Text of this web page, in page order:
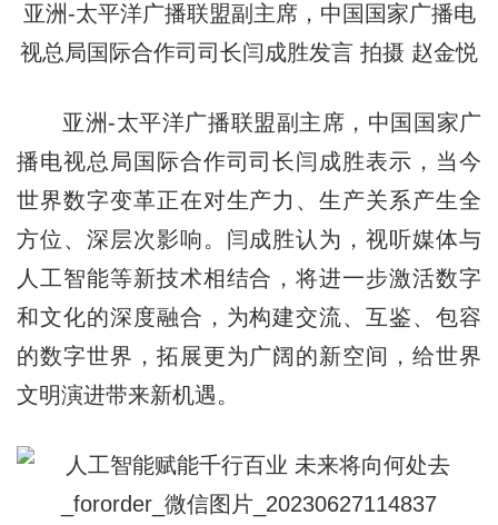
亚洲-太平洋广播联盟副主席，中国国家广播电
视总局国际合作司司长闫成胜发言 拍摄 赵金悦
亚洲-太平洋广播联盟副主席，中国国家广
播电视总局国际合作司司长闫成胜表示，当今
世界数字变革正在对生产力、生产关系产生全
方位、深层次影响。闫成胜认为，视听媒体与
人工智能等新技术相结合，将进一步激活数字
和文化的深度融合，为构建交流、互鉴、包容
的数字世界，拓展更为广阔的新空间，给世界
文明演进带来新机遇。